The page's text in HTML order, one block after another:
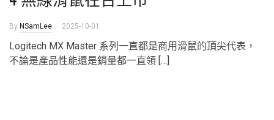
By NSamLee 2025-10-01
Logitech MX Master 系列一直都是商用滑鼠的頂尖代表，
不論是產品性能還是銷量都一直領 […]